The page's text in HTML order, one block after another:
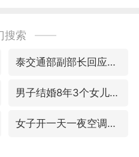
搜索
泰交通部副部长回应中国人遭歧视手势
男子结婚8年3个女儿均非亲生
女子开一天一夜空调后二氧化碳中毒